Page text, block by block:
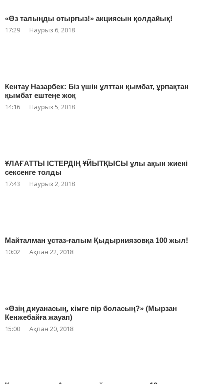
«Өз талыңды отырғыз!» акциясын қолдайық!
17:29 Наурыз 6, 2018
Кентау Назарбек: Біз үшін ұлттан қымбат, ұрпақтан
қымбат ештеңе жоқ
14:16 Наурыз 5, 2018
ҰЛАҒАТТЫ ІСТЕРДІҢ ҰЙЫТҚЫСЫ ұлы ақын жиені
сексенге толды
17:43 Наурыз 2, 2018
Майталман ұстаз-ғалым Қыдырниязовқа 100 жыл!
10:02 Ақпан 22, 2018
«Өзің диуанасың, кімге пір боласың?» (Мырзан
Кенжебайға жауап)
15:00 Ақпан 20, 2018